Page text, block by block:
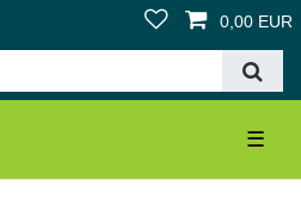
0,00 EUR
☰